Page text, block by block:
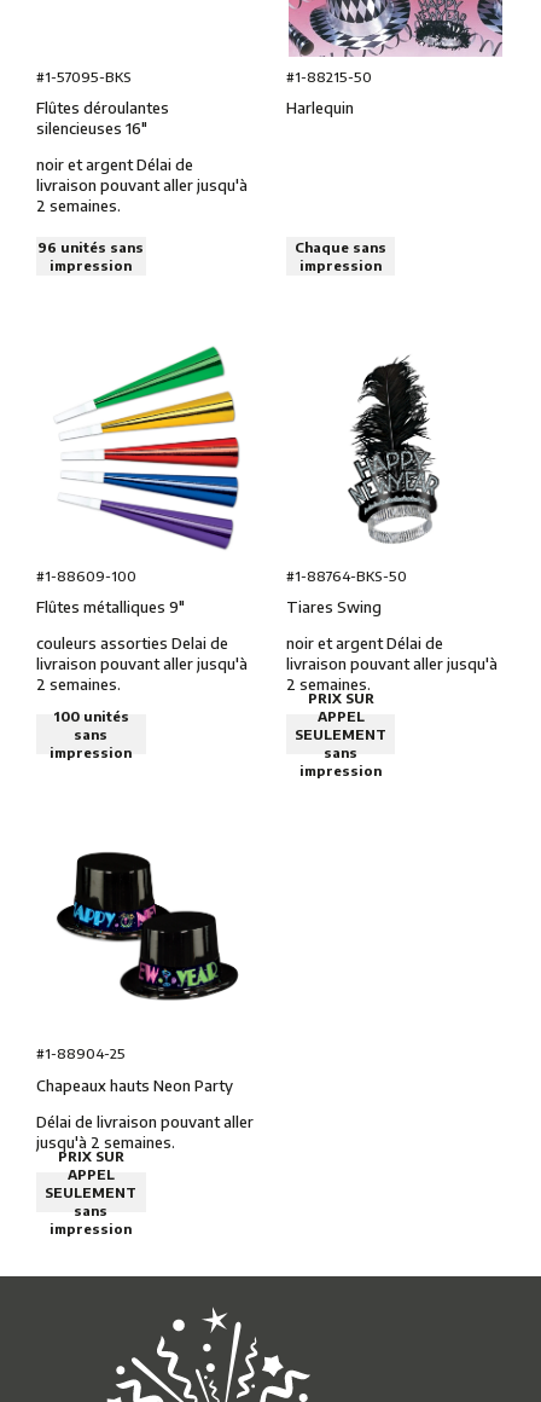
#1-57095-BKS
Flûtes déroulantes
silencieuses 16″
noir et argent Délai de
livraison pouvant aller jusqu'à
2 semaines.
96 unités sans
impression
#1-88215-50
Harlequin
Chaque sans
impression
#1-88609-100
Flûtes métalliques 9″
couleurs assorties Delai de
livraison pouvant aller jusqu'à
2 semaines.
100 unités
sans
impression
#1-88764-BKS-50
Tiares Swing
noir et argent Délai de
livraison pouvant aller jusqu'à
2 semaines.
PRIX SUR
APPEL
SEULEMENT
sans
impression
#1-88904-25
Chapeaux hauts Neon Party
Délai de livraison pouvant aller
jusqu'à 2 semaines.
PRIX SUR
APPEL
SEULEMENT
sans
impression